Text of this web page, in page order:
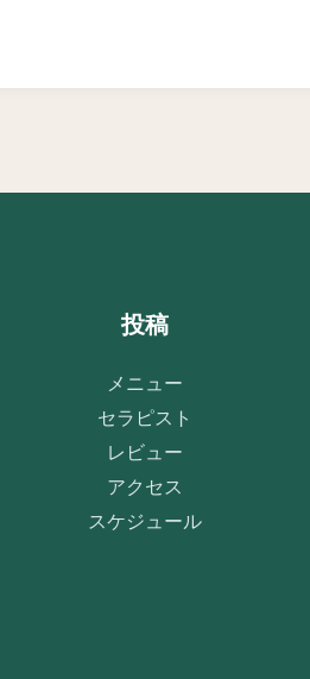
投稿
メニュー
セラピスト
レビュー
アクセス
スケジュール